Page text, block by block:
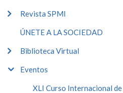
Revista SPMI
ÚNETE A LA SOCIEDAD
Biblioteca Virtual
Eventos
XLI Curso Internacional